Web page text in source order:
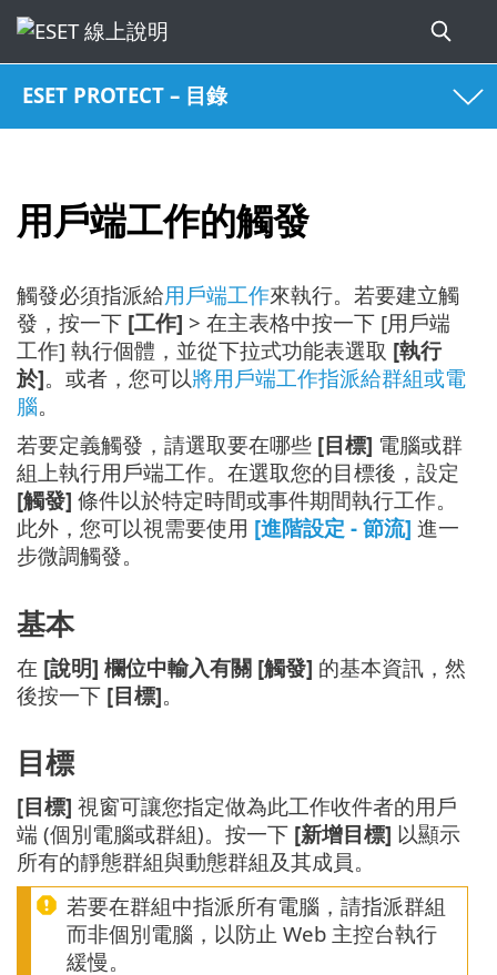
ESET PROTECT – 目錄
用戶端工作的觸發
觸發必須指派給用戶端工作來執行。若要建立觸
發，按一下 [工作] > 在主表格中按一下 [用戶端
工作] 執行個體，並從下拉式功能表選取 [執行
於]。或者，您可以將用戶端工作指派給群組或電
腦。
若要定義觸發，請選取要在哪些 [目標] 電腦或群
組上執行用戶端工作。在選取您的目標後，設定
[觸發] 條件以於特定時間或事件期間執行工作。
此外，您可以視需要使用 [進階設定 - 節流] 進一
步微調觸發。
基本
在 [說明] 欄位中輸入有關 [觸發] 的基本資訊，然
後按一下 [目標]。
目標
[目標] 視窗可讓您指定做為此工作收件者的用戶
端 (個別電腦或群組)。按一下 [新增目標] 以顯示
所有的靜態群組與動態群組及其成員。
若要在群組中指派所有電腦，請指派群組
而非個別電腦，以防止 Web 主控台執行
緩慢。